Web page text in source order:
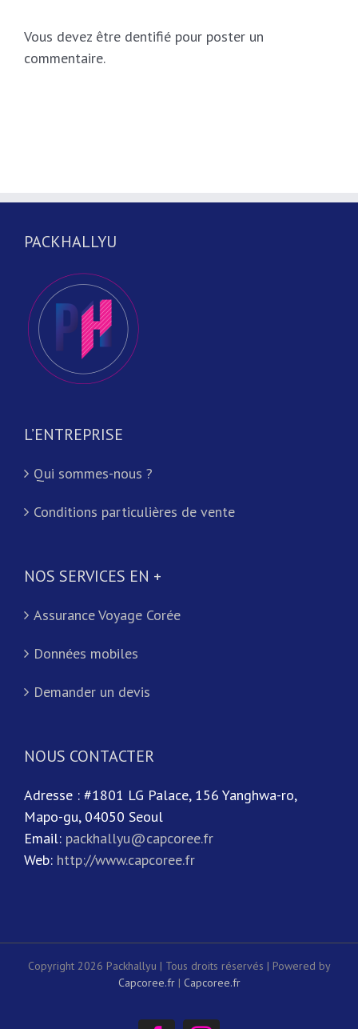
Vous devez être dentifié pour poster un
commentaire.
PACKHALLYU
L’ENTREPRISE
Qui sommes-nous ?
Conditions particulières de vente
NOS SERVICES EN +
Assurance Voyage Corée
Données mobiles
Demander un devis
NOUS CONTACTER
Adresse : #1801 LG Palace, 156 Yanghwa-ro,
Mapo-gu, 04050 Seoul
Email: packhallyu@capcoree.fr
Web: http://www.capcoree.fr
Copyright 2026 Packhallyu | Tous droits réservés | Powered by
Capcoree.fr| Capcoree.fr